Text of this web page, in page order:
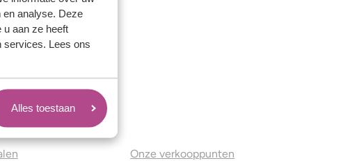
analyse. Deze
u aan ze heeft
services. Lees ons
Alles toestaan
Onze verkooppunten